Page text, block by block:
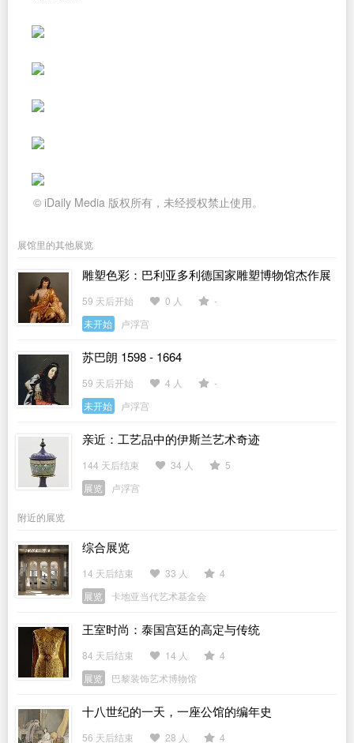
© iDaily Media 版权所有，未经授权禁止使用。
展馆里的其他展览
雕塑色彩：巴利亚多利德国家雕塑博物馆杰作展
59 天后开始 0 人
-
未开始
卢浮宫
苏巴朗 1598 - 1664
59 天后开始 4 人
-
未开始
卢浮宫
亲近：工艺品中的伊斯兰艺术奇迹
144 天后结束 34 人
5
展览
卢浮宫
附近的展览
综合展览
14 天后结束 33 人
4
展览
卡地亚当代艺术基金会
王室时尚：泰国宫廷的高定与传统
84 天后结束 14 人
4
展览
巴黎装饰艺术博物馆
十八世纪的一天，一座公馆的编年史
56 天后结束 28 人 4